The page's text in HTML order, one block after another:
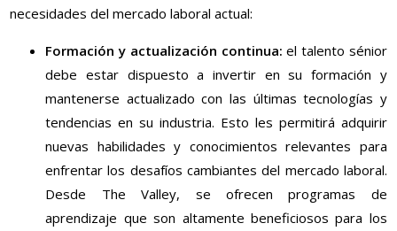
necesidades del mercado laboral actual:
Formación y actualización continua: el talento sénior
debe estar dispuesto a invertir en su formación y
mantenerse actualizado con las últimas tecnologías y
tendencias en su industria. Esto les permitirá adquirir
nuevas habilidades y conocimientos relevantes para
enfrentar los desafíos cambiantes del mercado laboral.
Desde The Valley, se ofrecen programas de
aprendizaje que son altamente beneficiosos para los